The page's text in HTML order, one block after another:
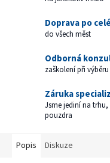
Doprava po
do všech měst
Odborná
zaškolení při
Záruka
Jsme jediní na
pouzdra
Popis Diskuze